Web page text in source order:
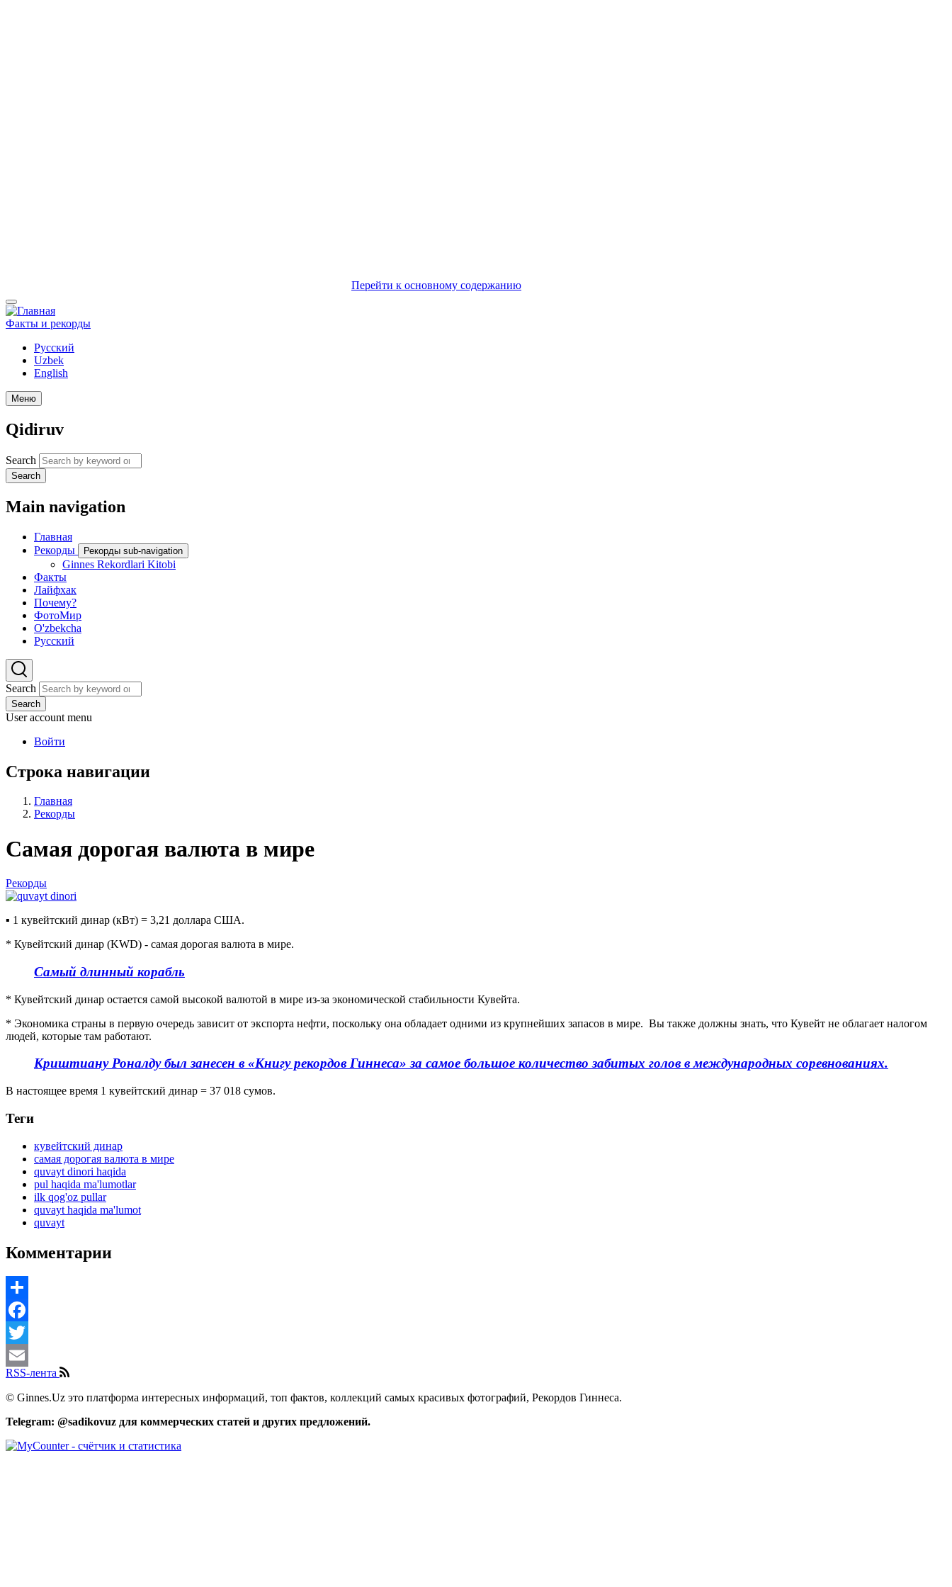
Перейти к основному содержанию
Факты и рекорды
Русский
Uzbek
English
Меню
Qidiruv
Search
Search
Main navigation
Главная
Рекорды
Рекорды sub-navigation
Ginnes Rekordlari Kitobi
Факты
Лайфхак
Почему?
ФотоМир
O'zbekcha
Русский
Search
Search
User account menu
Войти
Строка навигации
Главная
Рекорды
Самая дорогая валюта в мире
Рекорды
▪ 1 кувейтский динар (кВт) = 3,21 доллара США.
* Кувейтский динар (KWD) - самая дорогая валюта в мире.
Самый длинный корабль
* Кувейтский динар остается самой высокой валютой в мире из-за экономической стабильности Кувейта.
* Экономика страны в первую очередь зависит от экспорта нефти, поскольку она обладает одними из крупнейших запасов в мире. Вы также должны знать, что Кувейт не облагает налогом
людей, которые там работают.
Криштиану Роналду был занесен в «Книгу рекордов Гиннеса» за самое большое количество забитых голов в международных соревнованиях.
В настоящее время 1 кувейтский динар = 37 018 сумов.
Теги
кувейтский динар
самая дорогая валюта в мире
quvayt dinori haqida
pul haqida ma'lumotlar
ilk qog'oz pullar
quvayt haqida ma'lumot
quvayt
Комментарии
Share
Facebook
Twitter
Email
RSS-лента
© Ginnes.Uz это платформа интересных информаций, топ фактов, коллекций самых красивых фотографий, Рекордов Гиннеса.
Telegram: @sadikovuz для коммерческих статей и других предложений.